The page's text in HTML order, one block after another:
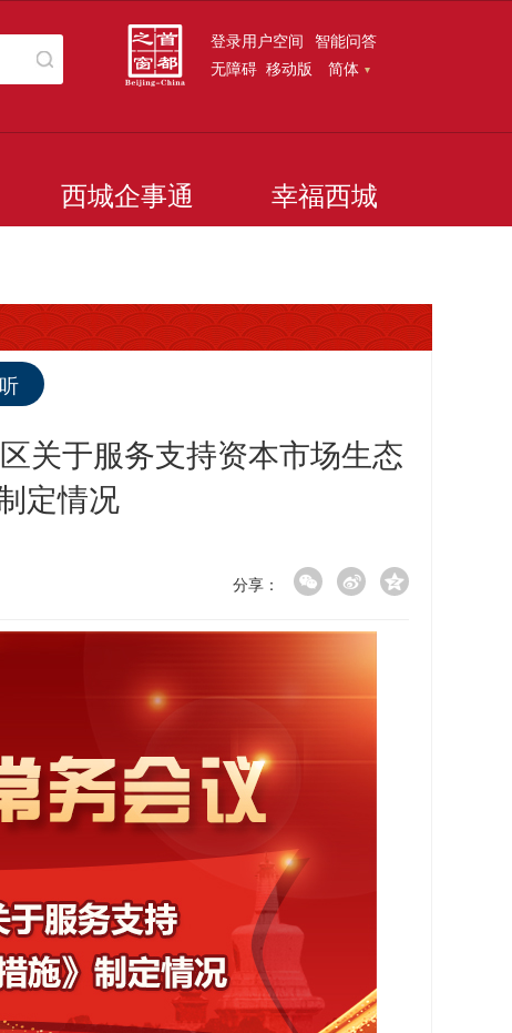
登录用户空间 智能问答
无障碍 移动版 简体
西城企事通 幸福西城
关于服务支持资本市场生态
定情况
分享：